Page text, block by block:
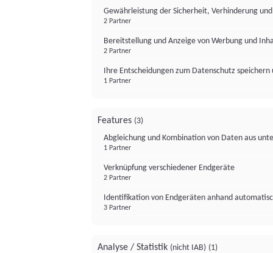
Gewährleistung der Sicherheit, Verhinderung
2 Partner
Bereitstellung und Anzeige von Werbung und
2 Partner
Ihre Entscheidungen zum Datenschutz
1 Partner
Features (3)
Abgleichung und Kombination von Daten aus
1 Partner
Verknüpfung verschiedener Endgeräte
2 Partner
Identifikation von Endgeräten anhand
3 Partner
Analyse / Statistik (nicht IAB) (1)